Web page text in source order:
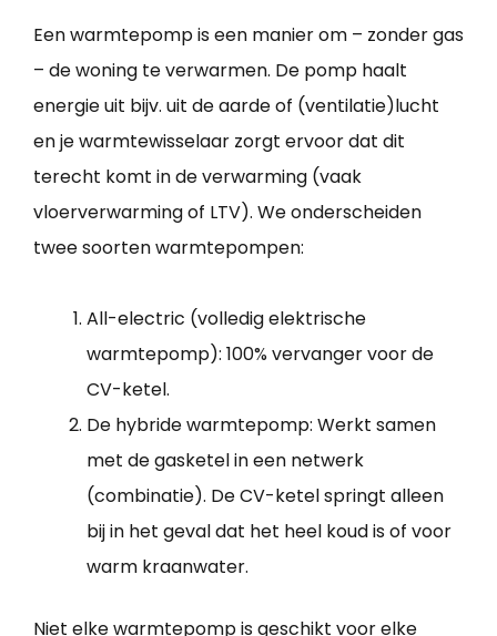
Een warmtepomp is een manier om – zonder gas
– de woning te verwarmen. De pomp haalt
energie uit bijv. uit de aarde of (ventilatie)lucht
en je warmtewisselaar zorgt ervoor dat dit
terecht komt in de verwarming (vaak
vloerverwarming of LTV). We onderscheiden
twee soorten warmtepompen:
All-electric (volledig elektrische
warmtepomp): 100% vervanger voor de
CV-ketel.
De hybride warmtepomp: Werkt samen
met de gasketel in een netwerk
(combinatie). De CV-ketel springt alleen
bij in het geval dat het heel koud is of voor
warm kraanwater.
Niet elke warmtepomp is geschikt voor elke